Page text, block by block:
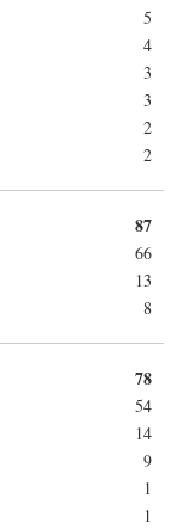
5
4
3
3
2
2
87
66
13
8
78
54
14
9
1
1